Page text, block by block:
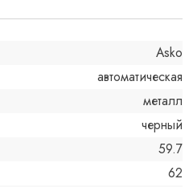
Asko
автоматическая
металл
черный
59.7
62